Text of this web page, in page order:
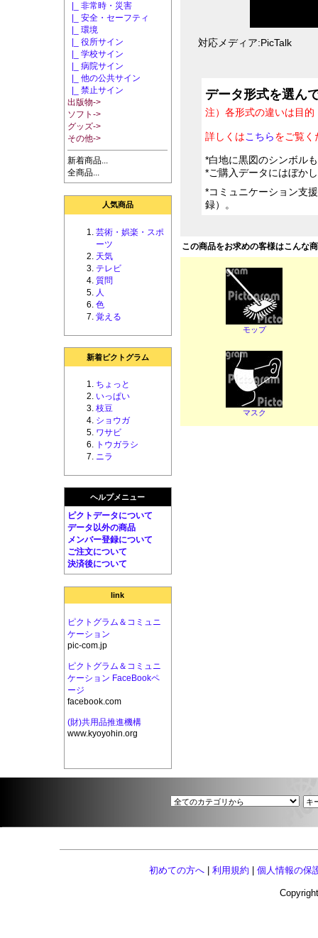
|_ 非常時・災害
|_ 安全・セーフティ
|_ 環境
|_ 役所サイン
|_ 学校サイン
|_ 病院サイン
|_ 他の公共サイン
|_ 禁止サイン
出版物->
ソフト->
グッズ->
その他->
新着商品...
全商品...
人気商品
芸術・娯楽・スポ
ーツ
天気
テレビ
質問
人
色
覚える
新着ピクトグラム
ちょっと
いっぱい
枝豆
ショウガ
ワサビ
トウガラシ
ニラ
ヘルプメニュー
ピクトデータについて
データ以外の商品
メンバー登録について
ご注文について
決済後について
link
ピクトグラム＆コミュニ
ケーション
pic-com.jp
ピクトグラム＆コミュニ
ケーション FaceBookペ
ージ
facebook.com
(財)共用品推進機構
www.kyoyohin.org
対応メディア:PicTalk
データ形式を選ん
注）各形式の違いは目
詳しくはこちらをご覧く
*白地に黒図のシンボル
*ご購入データにはぼか
*コミュニケーション支
録）。
この商品をお求めの客様はこんな
モップ
マスク
初めての方へ 利用規約 個人情報の保